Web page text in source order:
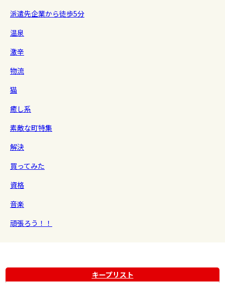
派遣先企業から徒歩5分
温泉
激辛
物流
猫
癒し系
素敵な町特集
解決
買ってみた
資格
音楽
頑張ろう！！
キープリスト